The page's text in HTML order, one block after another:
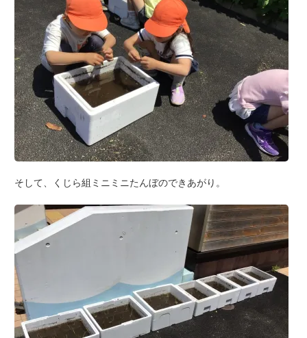
そして、くじら組ミニミニたんぼのできあがり。